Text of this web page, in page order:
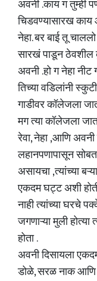
अवनी .काय ग तुम्ही
चिडवण्यासारख
नेहा. बर बाई तू
सारखं पाडून
अवनी .हो ग नेहा नीट
तिच्या वडिलांनी
गाडीवर कॉलेजला
मग त्या कॉलेजला
रेवा, नेहा ,आणि
लहानपणापासून
असायचा ,त्यांच्या
एकदम घट्ट अशी
नाही त्यांच्या घरचे
जगणाऱ्या मुली होत्या
होता .
अवनी दिसायला
डोळे, सरळ नाक आणि